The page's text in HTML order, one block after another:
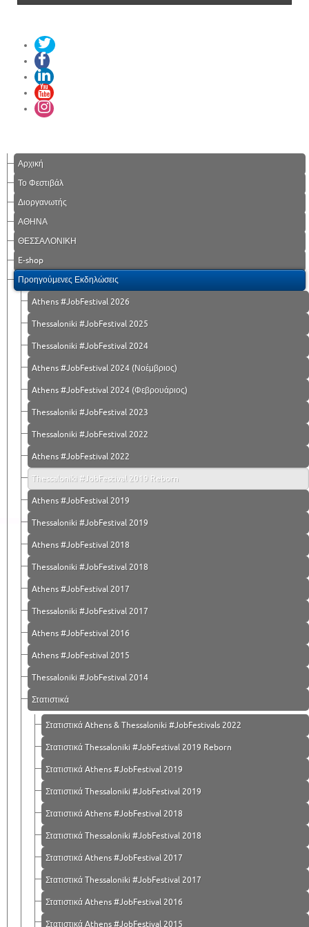
Αρχική
Το Φεστιβάλ
Διοργανωτής
ΑΘΗΝΑ
ΘΕΣΣΑΛΟΝΙΚΗ
E-shop
Προηγούμενες Εκδηλώσεις
Athens #JobFestival 2026
Thessaloniki #JobFestival 2025
Thessaloniki #JobFestival 2024
Athens #JobFestival 2024 (Νοέμβριος)
Athens #JobFestival 2024 (Φεβρουάριος)
Thessaloniki #JobFestival 2023
Thessaloniki #JobFestival 2022
Athens #JobFestival 2022
Thessaloniki #JobFestival 2019 Reborn
Athens #JobFestival 2019
Thessaloniki #JobFestival 2019
Athens #JobFestival 2018
Thessaloniki #JobFestival 2018
Athens #JobFestival 2017
Τhessaloniki #JobFestival 2017
Athens #JobFestival 2016
Athens #JobFestival 2015
Thessaloniki #JobFestival 2014
Στατιστικά
Στατιστικά Athens & Thessaloniki #JobFestivals 2022
Στατιστικά Thessaloniki #JobFestival 2019 Reborn
Στατιστικά Athens #JobFestival 2019
Στατιστικά Thessaloniki #JobFestival 2019
Στατιστικά Athens #JobFestival 2018
Στατιστικά Thessaloniki #JobFestival 2018
Στατιστικά Athens #JobFestival 2017
Στατιστικά Thessaloniki #JobFestival 2017
Στατιστικά Athens #JobFestival 2016
Στατιστικά Athens #JobFestival 2015